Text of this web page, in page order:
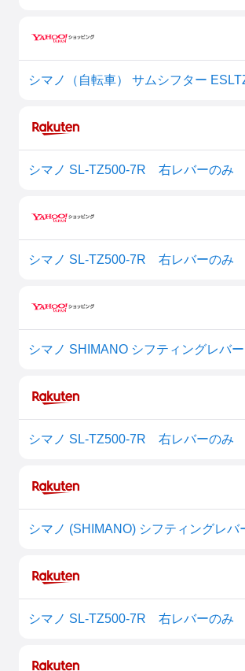
シマノ（自転車） サムシフター
シマノ SL-TZ500-7R 右レバーの
シマノ SL-TZ500-7R 右レバーの
シマノ SL-TZ500-7R 右レバーのみ
シマノ SL-TZ500-7R 右レバーのみ